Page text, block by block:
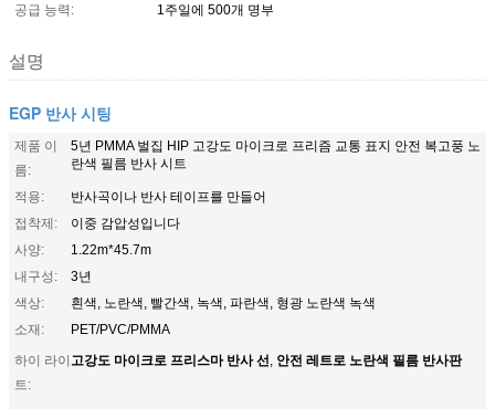
공급 능력:
1주일에 500개 명부
설명
EGP 반사 시팅
제품 이
름:
5년 PMMA 벌집 HIP 고강도 마이크로 프리즘 교통 표지 안전 복고풍 노
란색 필름 반사 시트
적용:
반사곡이나 반사 테이프를 만들어
접착제:
이중 감압성입니다
사양:
1.22m*45.7m
내구성:
3년
색상:
흰색, 노란색, 빨간색, 녹색, 파란색, 형광 노란색 녹색
소재:
PET/PVC/PMMA
하이 라이
트:
고강도 마이크로 프리스마 반사 선, 안전 레트로 노란색 필름 반사판